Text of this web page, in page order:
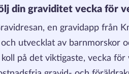
din graviditet vecka för
en gravidapp från
och utvecklat av barnmorskor
koll på det viktigaste, vecka för